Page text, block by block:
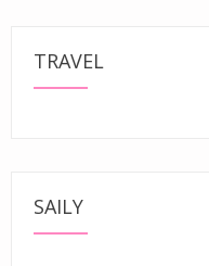
TRAVEL
SAILY